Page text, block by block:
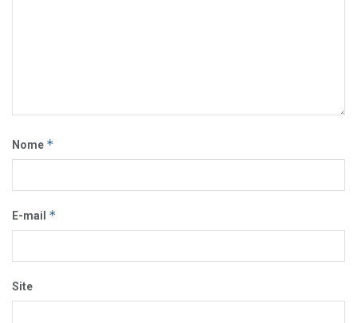
Nome *
E-mail *
Site